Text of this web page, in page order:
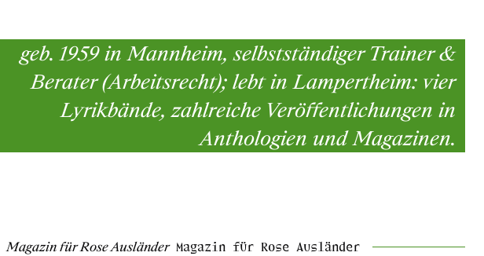
geb. 1959 in Mannheim, selbstständiger Trainer &
Berater (Arbeitsrecht); lebt in Lampertheim: vier
Lyrikbände, zahlreiche Veröffentlichungen in
Anthologien und Magazinen.
Magazin für Rose Ausländer Magazin für Rose Ausländer